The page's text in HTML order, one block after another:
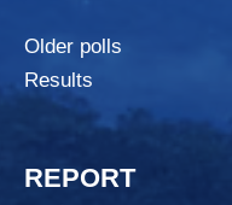
Older polls
Results
REPORT